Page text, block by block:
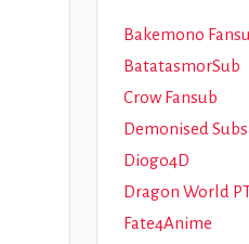
Bakemono
BatatasmorSub
Crow Fansub
Demonised Subs
Diogo4D
Dragon World
Fate4Anime